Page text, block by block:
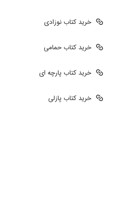
خرید کتاب نوزادی
خرید کتاب حمامی
خرید کتاب پارچه ای
خرید کتاب پازلی